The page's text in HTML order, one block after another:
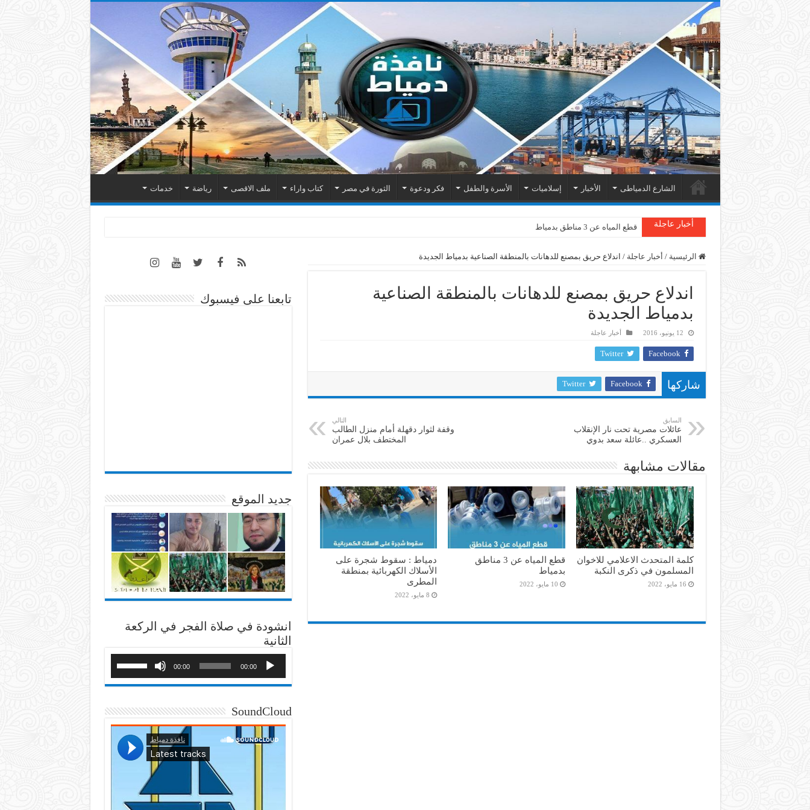
الشارع الدمياطى الأخبار إسلاميات الأسرة والطفل فكر ودعوة الثورة في مصر كتاب واراء ملف الاقصى رياضة خدمات
أخبار عاجلة قطع المياه عن 3 مناطق بدمياط
الرئيسية / أخبار عاجلة / اندلاع حريق بمصنع للدهانات بالمنطقة الصناعية بدمياط الجديدة
اندلاع حريق بمصنع للدهانات بالمنطقة الصناعية
بدمياط الجديدة
12 يونيو، 2016 أخبار عاجلة
Facebook
Twitter
شاركها Facebook
Twitter
السابق
عائلات مصرية تحت نار الإنقلاب
العسكري ..عائلة سعد بدوي
التالي
وقفة لثوار دقهلة أمام منزل الطالب
المختطف بلال عمران
مقالات مشابهة
كلمة المتحدث الاعلامي للاخوان
المسلمون في ذكرى النكبة
16 مايو، 2022
قطع المياه عن 3 مناطق
بدمياط
10 مايو، 2022
دمياط : سقوط شجرة على
الأسلاك الكهربائية بمنطقة
المطرى
8 مايو، 2022
تابعنا على فيسبوك
جديد الموقع
انشودة في صلاة الفجر في الركعة
الثانية
00:00
00:00
SoundCloud